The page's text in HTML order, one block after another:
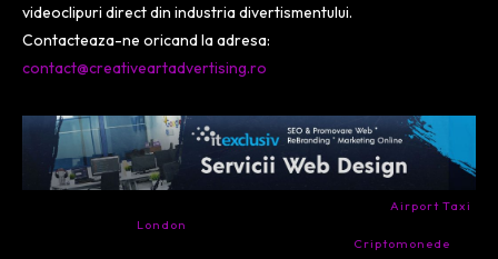
videoclipuri direct din industria divertismentului.
Contacteaza-ne oricand la adresa:
contact@creativeartadvertising.ro
Airport Taxi
London
Criptomonede